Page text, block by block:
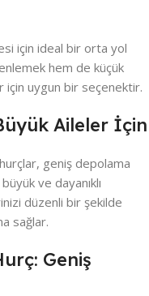
için ideal bir orta yol
hem de küçük
için uygun bir seçenektir.
Aileler İçin
geniş depolama
ve dayanıklı
düzenli bir şekilde
sağlar.
Geniş